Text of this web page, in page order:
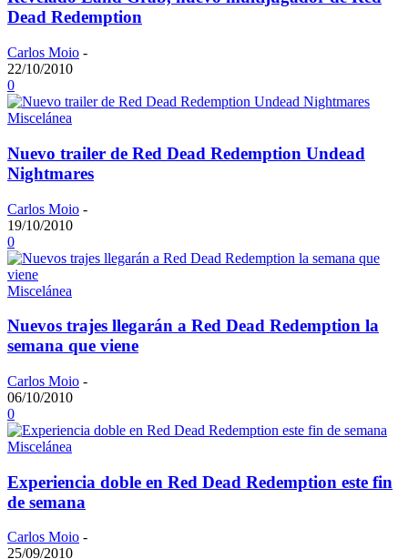
Dead Redemption
Carlos Moio -
22/10/2010
0
Miscelánea
Nuevo trailer de Red Dead Redemption Undead
Nightmares
Carlos Moio -
19/10/2010
0
Miscelánea
Nuevos trajes llegarán a Red Dead Redemption la
semana que viene
Carlos Moio -
06/10/2010
0
Miscelánea
Experiencia doble en Red Dead Redemption este fin
de semana
Carlos Moio -
25/09/2010